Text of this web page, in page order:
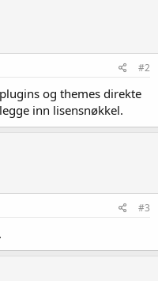
#2
og themes direkte
inn lisensnøkkel.
#3